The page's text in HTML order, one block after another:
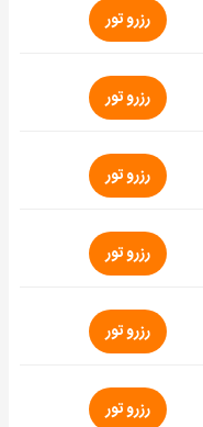
رزرو تور
رزرو تور
رزرو تور
رزرو تور
رزرو تور
رزرو تور